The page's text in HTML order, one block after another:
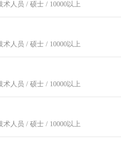
术人员 / 硕士 / 10000以上
术人员 / 硕士 / 10000以上
术人员 / 硕士 / 10000以上
术人员 / 硕士 / 10000以上